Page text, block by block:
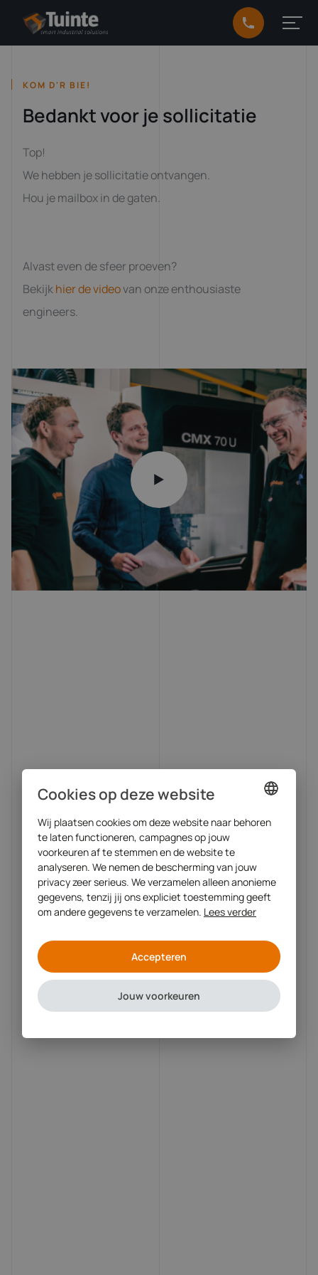
KOM D'R BIE!
Bedankt voor je sollicitatie
Top!
We hebben je sollicitatie ontvangen.
Hou je mailbox in de gaten.
Alvast even de sfeer proeven?
Bekijkhier de videovan onze enthousiaste
engineers.
DUTCH
ENGLISH
Cookies op deze website
Wij plaatsen cookies om deze website naar behoren
te laten functioneren, campagnes op jouw
voorkeuren af te stemmen en de website te
analyseren. We nemen de bescherming van jouw
privacy zeer serieus. We verzamelen alleen anonieme
gegevens, tenzij jij ons expliciet toestemming geeft
om andere gegevens te verzamelen. Lees verder
Accepteren
Jouw voorkeuren